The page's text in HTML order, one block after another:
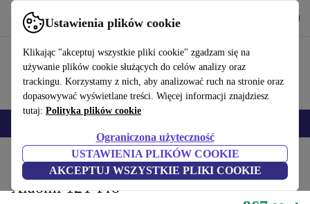
Ustawienia plików cookie
Klikając "akceptuj wszystkie pliki cookie" zgadzam się na
używanie plików cookie służących do celów analizy oraz
trackingu. Korzystamy z nich, aby analizować ruch na stronie oraz
dopasowywać wyświetlane treści. Więcej informacji znajdziesz
tutaj: Polityka plików cookie
Ograniczona użyteczność
USTAWIENIA PLIKÓW COOKIE
AKCEPTUJ WSZYSTKIE PLIKI COOKIE
Korzystaj z refurbed szybko i łatwo
Produkty Telefony i smartfony Telefony Xiaomi
Xiaomi 12T Pro